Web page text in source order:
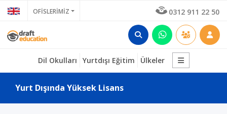
OFİSLERİMİZ 0312 911 22 50
Dil Okulları Yurtdışı Eğitim Ülkeler
Yurt Dışında Yüksek Lisans